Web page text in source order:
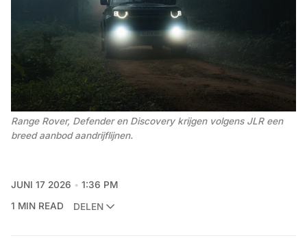
Range Rover, Defender en Discovery krijgen volgens JLR een
breed aanbod aandrijflijnen.
JUNI 17 2026
1:36 PM
1 MIN READ
DELEN